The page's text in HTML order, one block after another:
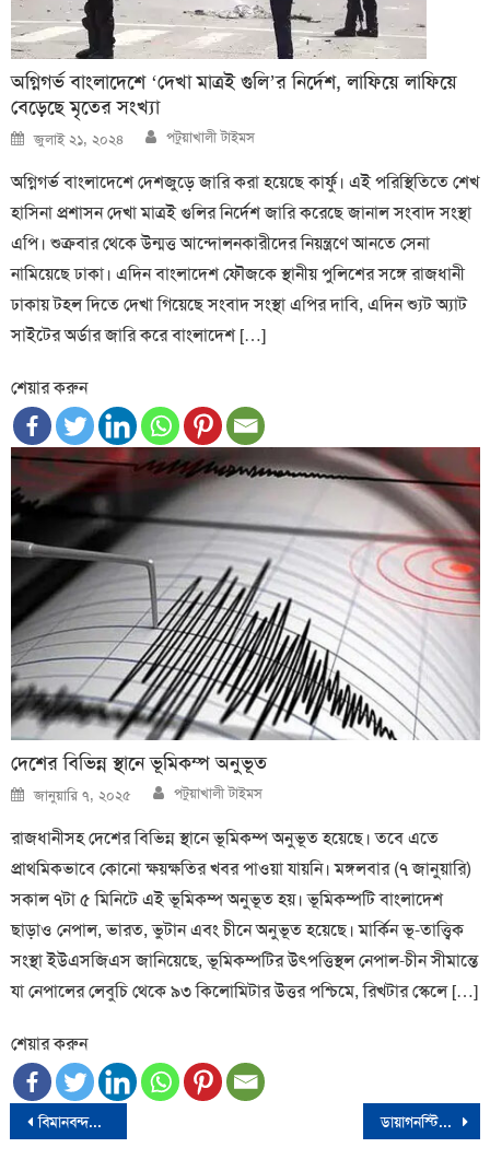
অগ্নিগর্ভ বাংলাদেশে ‘দেখা মাত্রই গুলি’র নির্দেশ, লাফিয়ে লাফিয়ে
বেড়েছে মৃতের সংখ্যা
Posted
on
জুলাই ২১, ২০২৪ Author
পটুয়াখালী টাইমস
অগ্নিগর্ভ বাংলাদেশে দেশজুড়ে জারি করা হয়েছে কার্ফু। এই পরিস্থিতিতে শেখ
হাসিনা প্রশাসন দেখা মাত্রই গুলির নির্দেশ জারি করেছে জানাল সংবাদ সংস্থা
এপি। শুক্রবার থেকে উন্মত্ত আন্দোলনকারীদের নিয়ন্ত্রণে আনতে সেনা
নামিয়েছে ঢাকা। এদিন বাংলাদেশ ফৌজকে স্থানীয় পুলিশের সঙ্গে রাজধানী
ঢাকায় টহল দিতে দেখা গিয়েছে সংবাদ সংস্থা এপির দাবি, এদিন শ্যুট অ্যাট
সাইটের অর্ডার জারি করে বাংলাদেশ […]
শেয়ার করুন
দেশের বিভিন্ন স্থানে ভূমিকম্প অনুভূত
Posted
on
জানুয়ারি ৭, ২০২৫ Author
পটুয়াখালী টাইমস
রাজধানীসহ দেশের বিভিন্ন স্থানে ভূমিকম্প অনুভূত হয়েছে। তবে এতে
প্রাথমিকভাবে কোনো ক্ষয়ক্ষতির খবর পাওয়া যায়নি। মঙ্গলবার (৭ জানুয়ারি)
সকাল ৭টা ৫ মিনিটে এই ভূমিকম্প অনুভূত হয়। ভূমিকম্পটি বাংলাদেশ
ছাড়াও নেপাল, ভারত, ভুটান এবং চীনে অনুভূত হয়েছে। মার্কিন ভূ-তাত্ত্বিক
সংস্থা ইউএসজিএস জানিয়েছে, ভূমিকম্পটির উৎপত্তিস্থল নেপাল-চীন সীমান্তে
যা নেপালের লেবুচি থেকে ৯৩ কিলোমিটার উত্তর পশ্চিমে, রিখটার স্কেলে […]
শেয়ার করুন
Post
বিমানবন্দরে ২ কেজি স্বর্ণসহ ৪ যাত্রী গ্রেফতার ডায়াগনস্টিক সেন্টারে অ্যানেসথেসিয়া বন্ধ, মানতে হবে ১০ নির্দেশনা